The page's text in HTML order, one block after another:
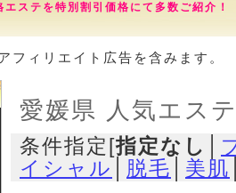
エステを特別割引価格にて多数ご紹介！
フィリエイト広告を含みます。
愛媛県 人気エス
条件指定[指定なし
イシャル
脱毛 美肌